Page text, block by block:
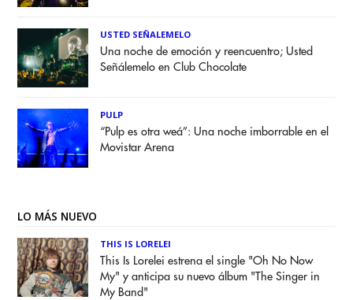
USTED SEÑALEMELO
Una noche de emoción y reencuentro; Usted
Señálemelo en Club Chocolate
PULP
“Pulp es otra weá”: Una noche imborrable en el
Movistar Arena
LO MÁS NUEVO
THIS IS LORELEI
This Is Lorelei estrena el single "Oh No Now
My" y anticipa su nuevo álbum "The Singer in
My Band"